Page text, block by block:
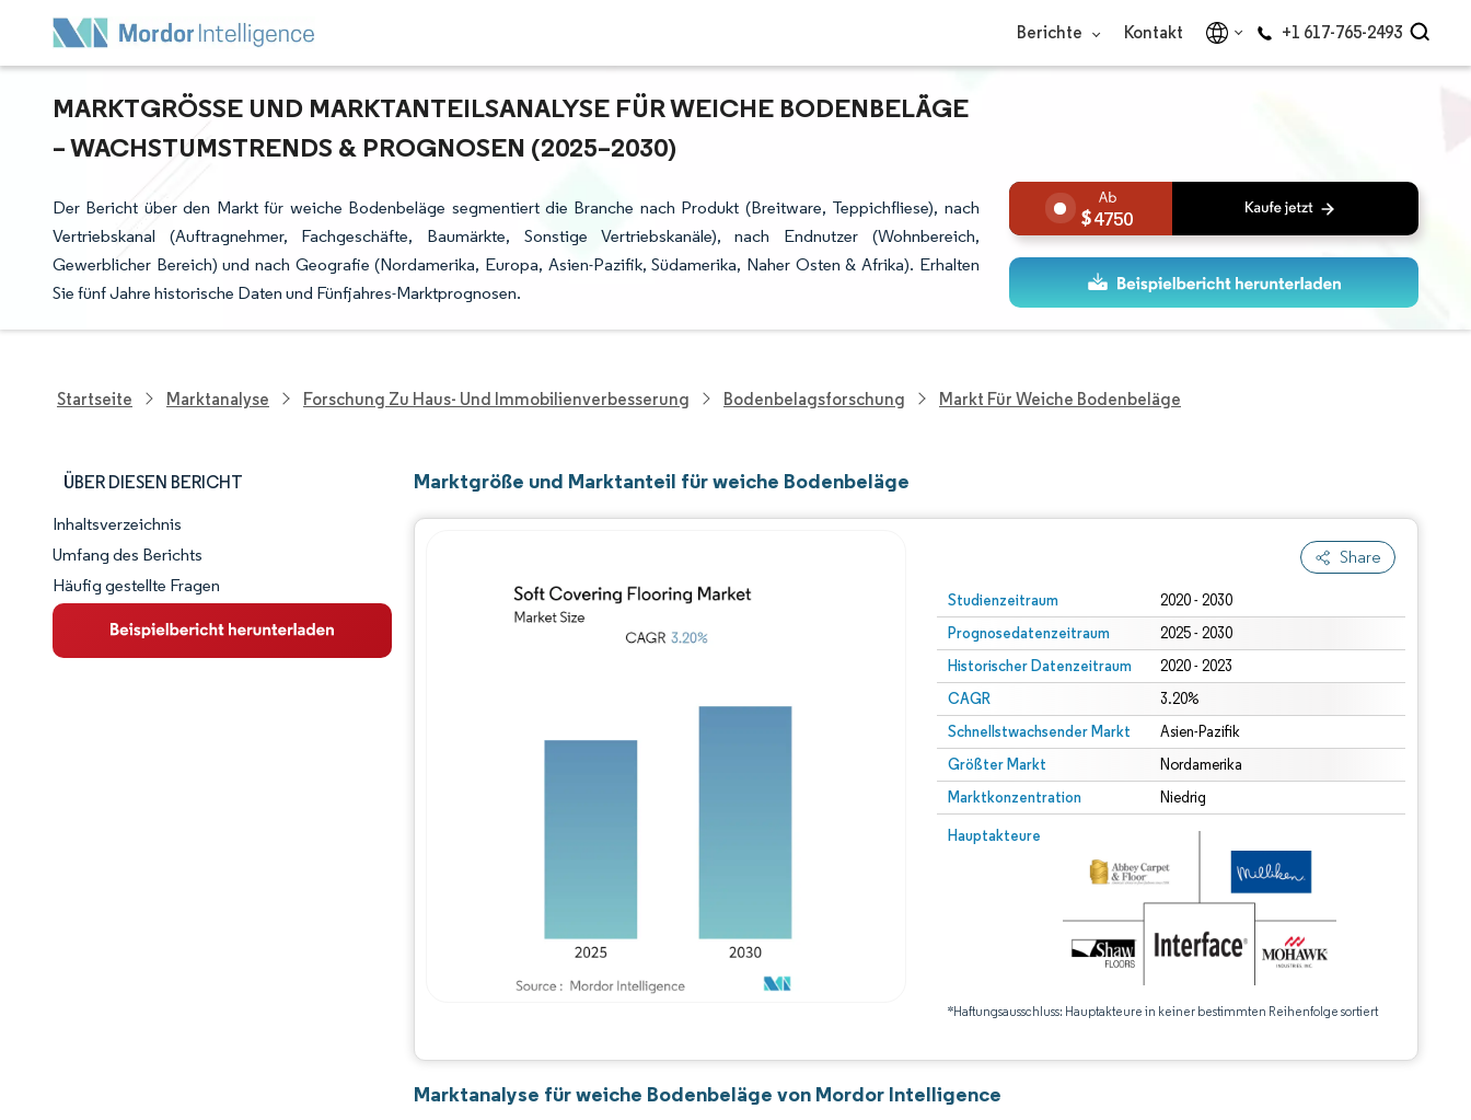
Berichte Kontakt +1 617-765-2493
MARKTGRÖSSE UND MARKTANTEILSANALYSE FÜR WEICHE BODENBELÄGE –
WACHSTUMSTRENDS & PROGNOSEN (2025–2030)
Der Bericht über den Markt für weiche Bodenbeläge segmentiert die Branche nach Produkt (Breitware, Teppichfliese), nach
Vertriebskanal (Auftragnehmer, Fachgeschäfte, Baumärkte, Sonstige Vertriebskanäle), nach Endnutzer (Wohnbereich,
Gewerblicher Bereich) und nach Geografie (Nordamerika, Europa, Asien-Pazifik, Südamerika, Naher Osten & Afrika). Erhalten
Sie fünf Jahre historische Daten und Fünfjahres-Marktprognosen.
4750
Startseite Marktanalyse Forschung Zu Haus- Und Immobilienverbesserung Bodenbelagsforschung Markt Für Weiche Bodenbeläge
ÜBER DIESEN BERICHT
Marktschnappschuss
Marktübersicht
Wichtige Markttrends
Inhaltsverzeichnis
Umfang des Berichts
Häufig gestellte Fragen
Marktgröße und Marktanteil für weiche Bodenbeläge
Share
Studienzeitraum 2020 - 2030
Prognosedatenzeitraum 2025 - 2030
Historischer Datenzeitraum 2020 - 2023
CAGR 3.20%
Schnellstwachsender Markt Asien-Pazifik
Größter Markt Nordamerika
Marktkonzentration Niedrig
Hauptakteure
*Haftungsausschluss: Hauptakteure in keiner bestimmten Reihenfolge sortiert
Bild © Mordor Intelligence. Wiederverwendung erfordert Namensnennung gemäß CC BY 4.0.
Marktanalyse für weiche Bodenbeläge von Mordor Intelligence